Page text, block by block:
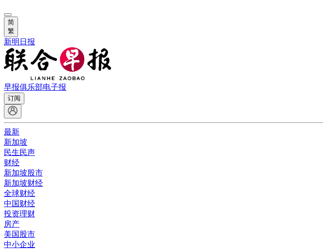
简
繁
新明日报
早报俱乐部电子报
订阅
最新
新加坡
民生民声
财经
新加坡股市
新加坡财经
全球财经
中国财经
投资理财
房产
美国股市
中小企业